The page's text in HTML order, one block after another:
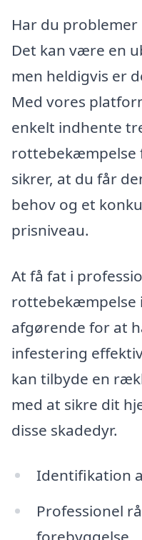
Har du
Det kan være en
men heldigvis er
Med vores
enkelt indhente
rottebekæmpelse
sikrer, at du får
behov og et
prisniveau.
At få fat i
rottebekæmpelse
afgørende for at
infestering
kan tilbyde en
med at sikre dit
disse skadedyr.
Identifikation
Professionel